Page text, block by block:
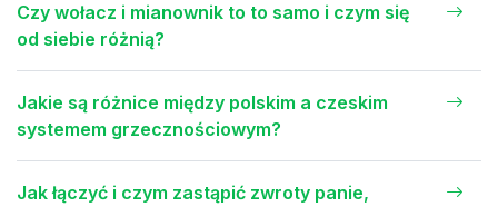
Czy wołacz i mianownik to to samo i czym się
od siebie różnią?
Jakie są różnice między polskim a czeskim
systemem grzecznościowym?
Jak łączyć i czym zastąpić zwroty panie,